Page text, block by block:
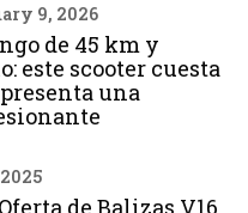
9, 2026
de 45 km y
este scooter cuesta
una
de Balizas V16